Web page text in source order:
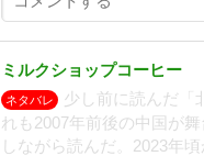
ミルクショップコーヒー
ネタバレ
少し前に読んだ「
れも2007年前後の中国が
しながら読んだ。2023年